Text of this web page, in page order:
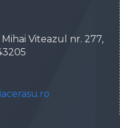
Viteazul nr. 277,